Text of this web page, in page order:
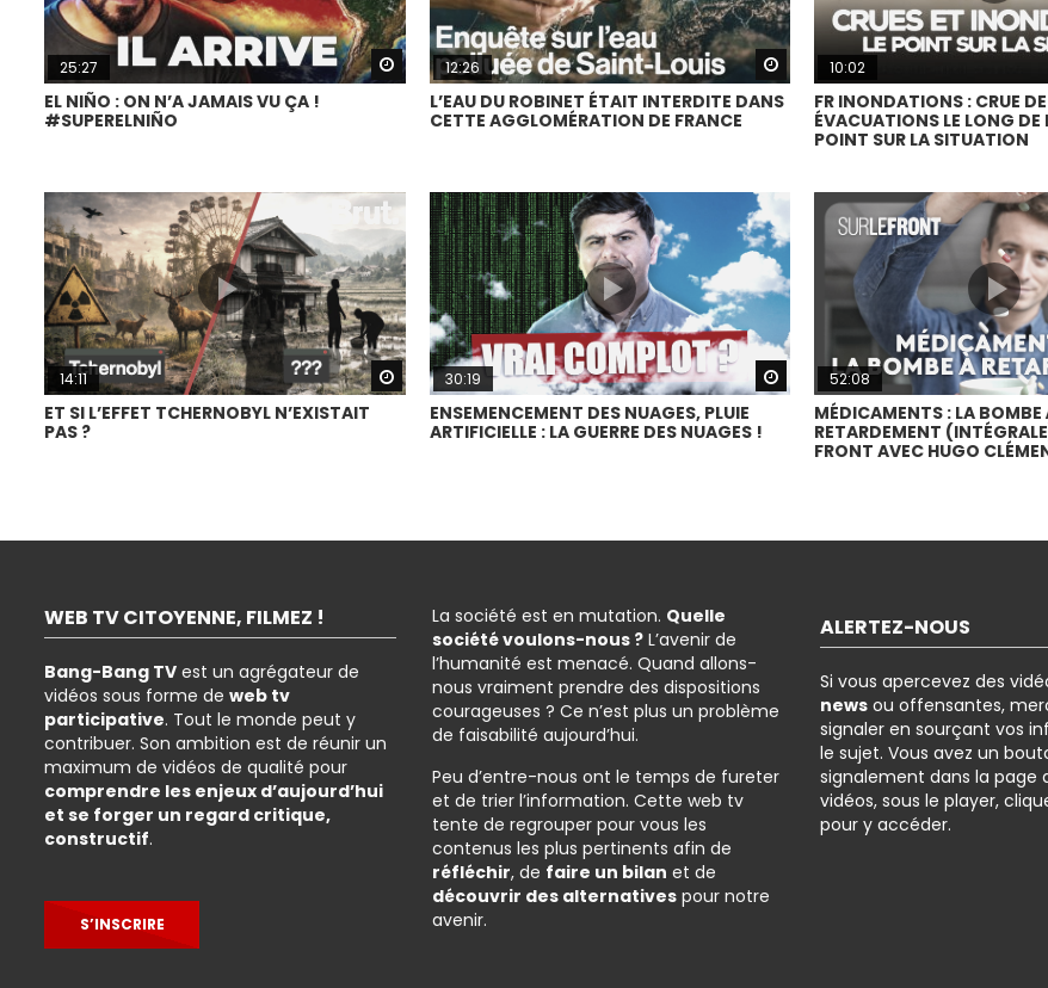
Watch Later
25:27
EL NIÑO : ON N’A JAMAIS VU ÇA !
#SUPERELNIÑO
Watch Later
12:26
L’EAU DU ROBINET ÉTAIT INTERDITE DANS
CETTE AGGLOMÉRATION DE FRANCE
10:02
FR INONDATIONS : CRUE
ÉVACUATIONS LE LONG DE
POINT SUR LA SITUATION
Watch Later
14:11
ET SI L’EFFET TCHERNOBYL N’EXISTAIT
PAS ?
Watch Later
30:19
ENSEMENCEMENT DES NUAGES, PLUIE
ARTIFICIELLE : LA GUERRE DES NUAGES !
52:08
MÉDICAMENTS : LA BOMBE
RETARDEMENT
FRONT AVEC HUGO
WEB TV CITOYENNE, FILMEZ !
Bang-Bang TV est un agrégateur de
vidéos sous forme de web tv
participative. Tout le monde peut y
contribuer. Son ambition est de réunir un
maximum de vidéos de qualité pour
comprendre les enjeux d’aujourd’hui
et se forger un regard critique,
constructif.
S’INSCRIRE
La société est en mutation. Quelle
société voulons-nous ? L’avenir de
l’humanité est menacé. Quand allons-
nous vraiment prendre des dispositions
courageuses ? Ce n’est plus un problème
de faisabilité aujourd’hui.
Peu d’entre-nous ont le temps de fureter
et de trier l’information. Cette web tv
tente de regrouper pour vous les
contenus les plus pertinents afin de
réfléchir, de faire un bilan et de
découvrir des alternatives pour notre
avenir.
ALERTEZ-NOUS
Si vous apercevez des
news ou offensantes,
signaler en sourçant vos
le sujet. Vous avez un
signalement dans la page
vidéos, sous le player,
pour y accéder.